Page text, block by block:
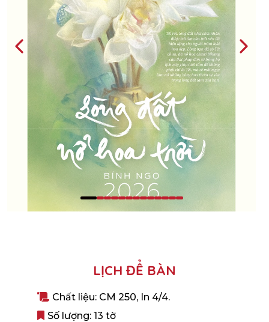
LỊCH ĐỂ BÀN
Chất liệu: CM 250, In 4/4.
Số lượng: 13 tờ